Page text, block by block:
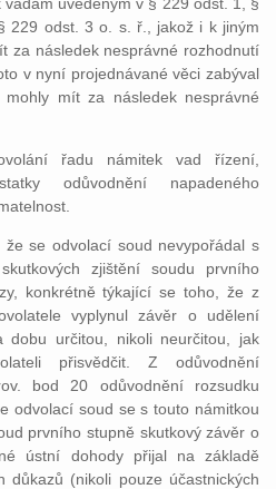
229 odst. 3 o. s. ř., jakož i k jiným
za následek nesprávné rozhodnutí
v nyní projednávané věci zabýval
mít za následek nesprávné
řadu námitek vad řízení,
odůvodnění napadeného
se odvolací soud nevypořádal s
zjištění soudu prvního
konkrétně týkající se toho, že z
vyplynul závěr o udělení
určitou, nikoli neurčitou, jak
přisvědčit. Z odůvodnění
bod 20 odůvodnění rozsudku
odvolací soud se s touto námitkou
prvního stupně skutkový závěr o
ústní dohody přijal na základě
důkazů (nikoli pouze účastnických